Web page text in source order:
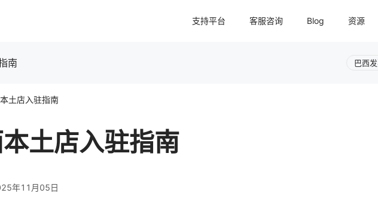
支持平台 客服咨询 Blog 资源
南 巴西
土店入驻指南
土店入驻指南
年11月05日